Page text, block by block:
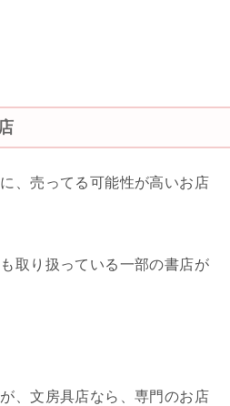
、売ってる可能性が高いお店
取り扱っている一部の書店が
、文房具店なら、専門のお店